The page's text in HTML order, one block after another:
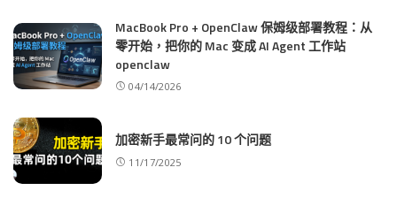
MacBook Pro + OpenClaw 保姆级部署教程：从
零开始，把你的 Mac 变成 AI Agent 工作站
openclaw
04/14/2026
加密新手最常问的 10 个问题
11/17/2025